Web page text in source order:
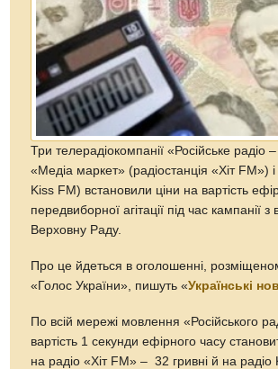
Три телерадіокомпанії «Російське радіо –
«Медіа маркет» (радіостанція «Хіт FM»)
Kiss FM) встановили ціни на вартість
передвиборної агітації під час кампанії з
Верховну Раду.
Про це йдеться в оголошенні,
«Голос України», пишуть «Українські
По всій мережі мовлення «Російського
вартість 1 секунди ефірного часу
на радіо «Хіт FM» – 32 гривні й на радіо